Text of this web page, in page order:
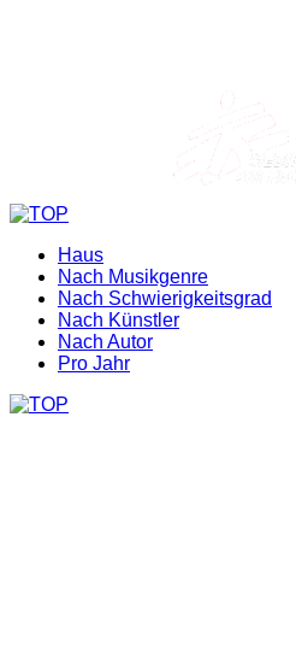
Haus
Nach Musikgenre
Nach Schwierigkeitsgrad
Nach Künstler
Nach Autor
Pro Jahr